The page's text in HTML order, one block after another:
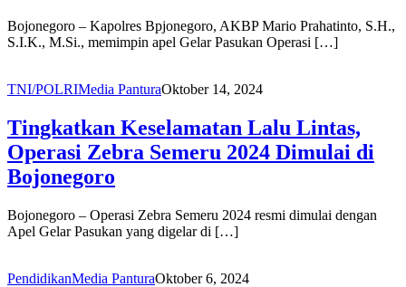
Bojonegoro – Kapolres Bpjonegoro, AKBP Mario Prahatinto, S.H.,
S.I.K., M.Si., memimpin apel Gelar Pasukan Operasi […]
TNI/POLRIMedia PanturaOktober 14, 2024
Tingkatkan Keselamatan Lalu Lintas,
Operasi Zebra Semeru 2024 Dimulai di
Bojonegoro
Bojonegoro – Operasi Zebra Semeru 2024 resmi dimulai dengan
Apel Gelar Pasukan yang digelar di […]
PendidikanMedia PanturaOktober 6, 2024